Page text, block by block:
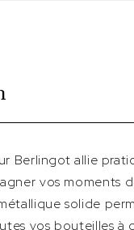
Berlingot allie
vos moments
solide
vos bouteilles à